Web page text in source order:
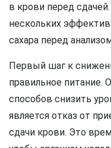
в крови перед
нескольких
сахара перед
Первый шаг к
правильное
способов снизить
является отказ от
сдачи крови. Это